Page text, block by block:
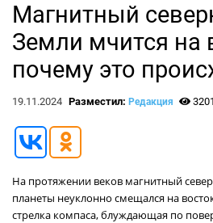
Магнитный
Земли мчится на
почему это
19.11.2024 Разместил: Редакция 3201
На протяжении веков магнитный
планеты неуклонно смещался на
стрелка компаса, блуждающая по